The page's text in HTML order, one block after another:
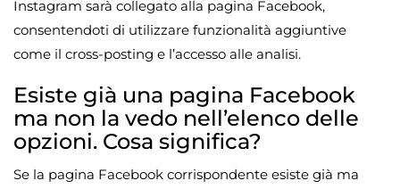
Instagram sarà collegato alla pagina Facebook,
consentendoti di utilizzare funzionalità aggiuntive
come il cross-posting e l’accesso alle analisi.
Esiste già una pagina Facebook
ma non la vedo nell’elenco delle
opzioni. Cosa significa?
Se la pagina Facebook corrispondente esiste già ma